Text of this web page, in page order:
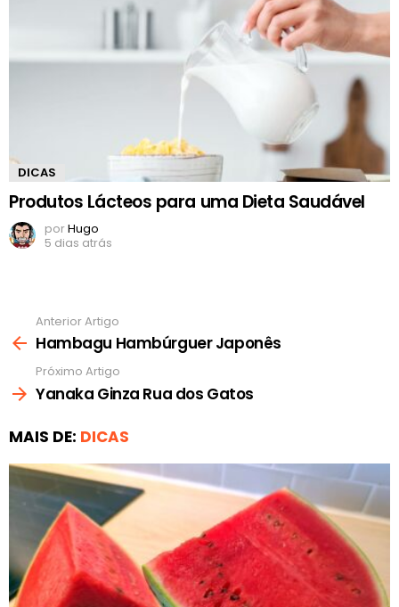
DICAS
Produtos Lácteos para uma Dieta Saudável
porHugo
5 dias atrás
mais
Anterior Artigo
Hambagu Hambúrguer Japonês
Próximo Artigo
Yanaka Ginza Rua dos Gatos
MAIS DE: DICAS